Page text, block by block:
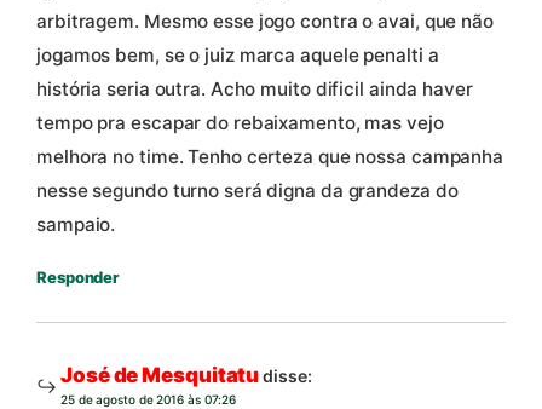
arbitragem. Mesmo esse jogo contra o avai, que não
jogamos bem, se o juiz marca aquele penalti a
história seria outra. Acho muito dificil ainda haver
tempo pra escapar do rebaixamento, mas vejo
melhora no time. Tenho certeza que nossa campanha
nesse segundo turno será digna da grandeza do
sampaio.
Responder
José de Mesquitatudisse:
25 de agosto de 2016 às 07:26